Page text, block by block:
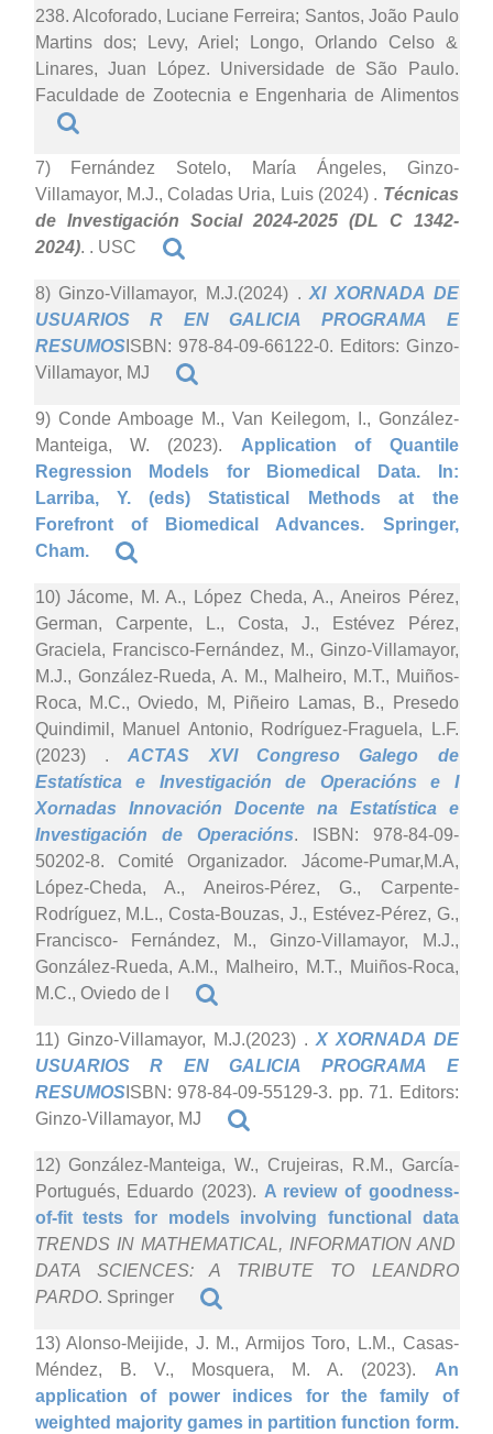
238. Alcoforado, Luciane Ferreira; Santos, João Paulo
Martins dos; Levy, Ariel; Longo, Orlando Celso &
Linares, Juan López. Universidade de São Paulo.
Faculdade de Zootecnia e Engenharia de Alimentos
7) Fernández Sotelo, María Ángeles, Ginzo-
Villamayor, M.J., Coladas Uria, Luis (2024) . Técnicas
de Investigación Social 2024-2025 (DL C 1342-
2024). . USC
8) Ginzo-Villamayor, M.J.(2024) .XI XORNADA DE
USUARIOS R EN GALICIA PROGRAMA E
RESUMOSISBN: 978-84-09-66122-0. Editors: Ginzo-
Villamayor, MJ
9) Conde Amboage M., Van Keilegom, I., González-
Manteiga, W. (2023). Application of Quantile
Regression Models for Biomedical Data. In:
Larriba, Y. (eds) Statistical Methods at the
Forefront of Biomedical Advances. Springer,
Cham.
10) Jácome, M. A., López Cheda, A., Aneiros Pérez,
German, Carpente, L., Costa, J., Estévez Pérez,
Graciela, Francisco-Fernández, M., Ginzo-Villamayor,
M.J., González-Rueda, A. M., Malheiro, M.T., Muiños-
Roca, M.C., Oviedo, M, Piñeiro Lamas, B., Presedo
Quindimil, Manuel Antonio, Rodríguez-Fraguela, L.F.
(2023) .ACTAS XVI Congreso Galego de
Estatística e Investigación de Operacións e I
Xornadas Innovación Docente na Estatística e
Investigación de Operacións. ISBN: 978-84-09-
50202-8. Comité Organizador. Jácome-Pumar,M.A,
López-Cheda, A., Aneiros-Pérez, G., Carpente-
Rodríguez, M.L., Costa-Bouzas, J., Estévez-Pérez, G.,
Francisco- Fernández, M., Ginzo-Villamayor, M.J.,
González-Rueda, A.M., Malheiro, M.T., Muiños-Roca,
M.C., Oviedo de l
11) Ginzo-Villamayor, M.J.(2023) . X XORNADA DE
USUARIOS R EN GALICIA PROGRAMA E
RESUMOSISBN: 978-84-09-55129-3. pp. 71. Editors:
Ginzo-Villamayor, MJ
12) González-Manteiga, W., Crujeiras, R.M., García-
Portugués, Eduardo (2023). A review of goodness-
of-fit tests for models involving functional data
TRENDS IN MATHEMATICAL, INFORMATION AND
DATA SCIENCES: A TRIBUTE TO LEANDRO
PARDO. Springer
13) Alonso-Meijide, J. M., Armijos Toro, L.M., Casas-
Méndez, B. V., Mosquera, M. A. (2023). An
application of power indices for the family of
weighted majority games in partition function form.